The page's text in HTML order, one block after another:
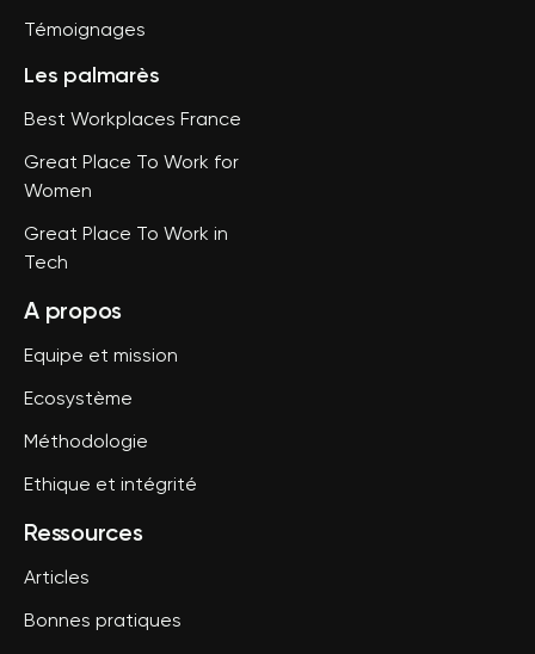
Témoignages
Les palmarès
Best Workplaces France
Great Place To Work for
Women
Great Place To Work in
Tech
A propos
Equipe et mission
Ecosystème
Méthodologie
Ethique et intégrité
Ressources
Articles
Bonnes pratiques